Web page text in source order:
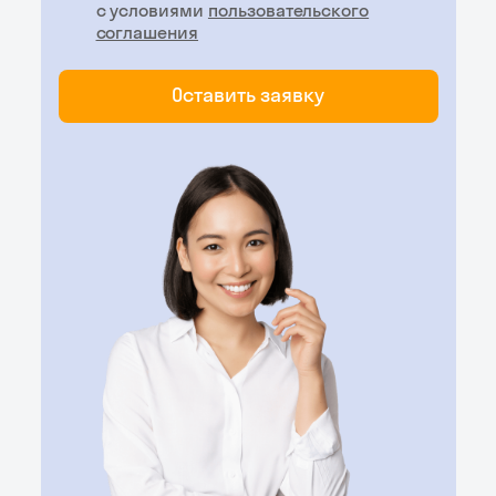
с условиями пользовательского
соглашения
Оставить заявку